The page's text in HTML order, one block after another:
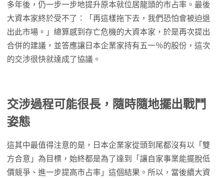
多年後，仍一步一步地提升原本就位居龍頭的市占率。最後
大資本家終於受不了：「再這樣拖下去，我們恐怕會被迫退
出此市場。」總算感到存亡危機的大資本家，於是再次提出
合併的建議，並答應讓日本企業家持有五一％的股份，這次
的交涉很快就達成了協議。
交涉過程可能很長，隨時隨地擺出戰鬥
姿態
這其中最值得注意的是，日本企業家從頭到尾都沒有以「雙
方合意」為目標，始終都是為了達到「讓自家事業能擺脫低
價競爭、進一步提高市占率」這個結果。所以，當後續大資